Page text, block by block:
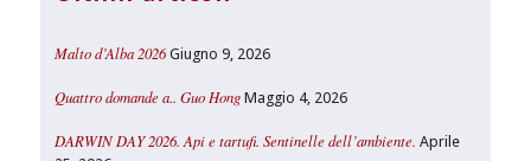
Malto d’Alba 2026 Giugno 9, 2026
Quattro domande a.. Guo Hong Maggio 4, 2026
DARWIN DAY 2026. Api e tartufi. Sentinelle dell’ambiente. Aprile